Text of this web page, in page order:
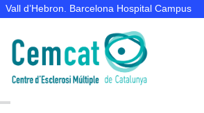
Vall d’Hebron. Barcelona Hospital Campus